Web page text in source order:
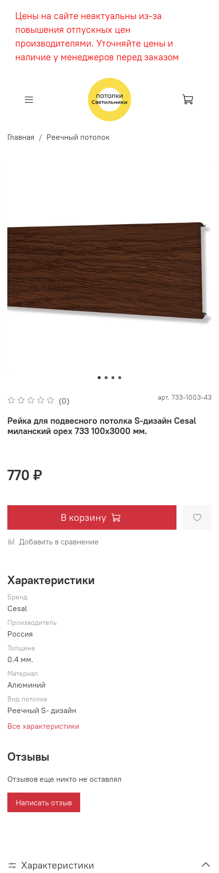
Цены на сайте неактуальны из-за
повышения отпускных цен
производителями. Уточняйте цены и
наличие у менеджеров перед заказом
Главная Реечный потолок
(0) арт. 733-1003-43
Рейка для подвесного потолка S-дизайн Cesal
миланский орех 733 100х3000 мм.
770 ₽
В корзину
Добавить в сравнение
Характеристики
Бренд
Cesal
Производитель
Россия
Толщина
0.4 мм.
Материал
Алюминий
Вид потолка
Реечный S- дизайн
Все характеристики
Отзывы
Отзывов еще никто не оставлял
Написать отзыв
Характеристики